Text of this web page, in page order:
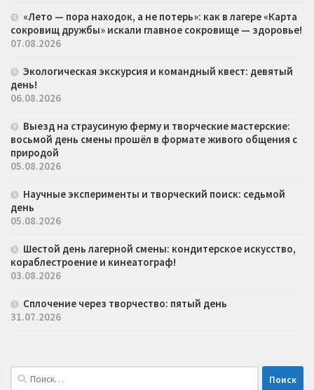
«Лето — пора находок, а не потерь»: как в лагере «Карта
сокровищ дружбы» искали главное сокровище — здоровье!
07.08.2026
Экологическая экскурсия и командный квест: девятый
день!
06.08.2026
Выезд на страусиную ферму и творческие мастерские:
восьмой день смены прошёл в формате живого общения с
природой
05.08.2026
Научные эксперименты и творческий поиск: седьмой
день
05.08.2026
Шестой день лагерной смены: кондитерское искусство,
кораблестроение и кинеатограф!
03.08.2026
Сплочение через творчество: пятый день
31.07.2026
Найти: